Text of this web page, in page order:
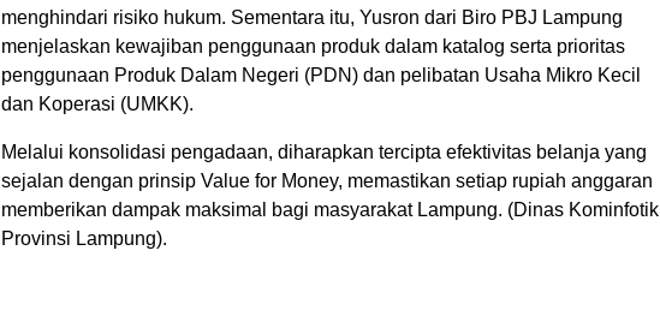
menghindari risiko hukum. Sementara itu, Yusron dari Biro PBJ Lampung
menjelaskan kewajiban penggunaan produk dalam katalog serta prioritas
penggunaan Produk Dalam Negeri (PDN) dan pelibatan Usaha Mikro Kecil
dan Koperasi (UMKK).
Melalui konsolidasi pengadaan, diharapkan tercipta efektivitas belanja yang
sejalan dengan prinsip Value for Money, memastikan setiap rupiah anggaran
memberikan dampak maksimal bagi masyarakat Lampung. (Dinas Kominfotik
Provinsi Lampung).